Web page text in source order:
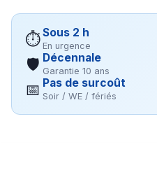
⏱Sous 2 h
En urgence
🛡 Décennale
Garantie 10 ans
📅 Pas de surcoût
Soir / WE / fériés